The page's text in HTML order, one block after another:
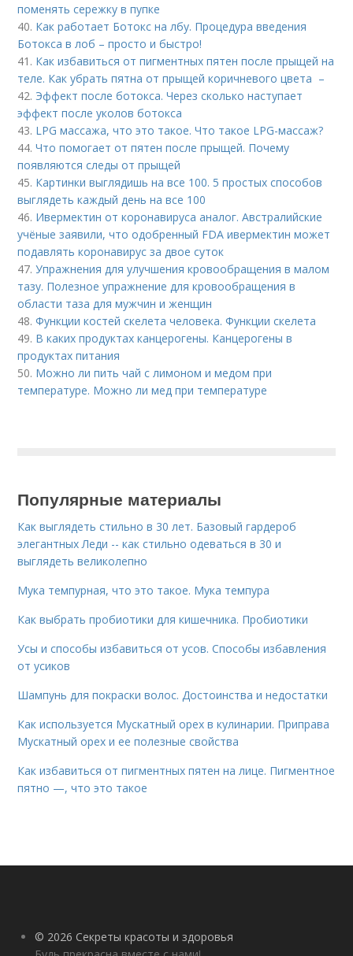
поменять сережку в пупке
40. Как работает Ботокс на лбу. Процедура введения
Ботокса в лоб – просто и быстро!
41. Как избавиться от пигментных пятен после прыщей на
теле. Как убрать пятна от прыщей коричневого цвета –
42. Эффект после ботокса. Через сколько наступает
эффект после уколов ботокса
43. LPG массажа, что это такое. Что такое LPG-массаж?
44.Что помогает от пятен после прыщей. Почему
появляются следы от прыщей
45. Картинки выглядишь на все 100. 5 простых способов
выглядеть каждый день на все 100
46. Ивермектин от коронавируса аналог. Австралийские
учёные заявили, что одобренный FDA ивермектин может
подавлять коронавирус за двое суток
47.Упражнения для улучшения кровообращения в малом
тазу. Полезное упражнение для кровообращения в
области таза для мужчин и женщин
48.Функции костей скелета человека. Функции скелета
49. В каких продуктах канцерогены. Канцерогены в
продуктах питания
50. Можно ли пить чай с лимоном и медом при
температуре. Можно ли мед при температуре
Популярные материалы
Как выглядеть стильно в 30 лет. Базовый гардероб
элегантных Леди -- как стильно одеваться в 30 и
выглядеть великолепно
Мука темпурная, что это такое. Мука темпура
Как выбрать пробиотики для кишечника. Пробиотики
Усы и способы избавиться от усов. Способы избавления
от усиков
Шампунь для покраски волос. Достоинства и недостатки
Как используется Мускатный орех в кулинарии. Приправа
Мускатный орех и ее полезные свойства
Как избавиться от пигментных пятен на лице. Пигментное
пятно —, что это такое
© 2026 Секреты красоты и здоровья